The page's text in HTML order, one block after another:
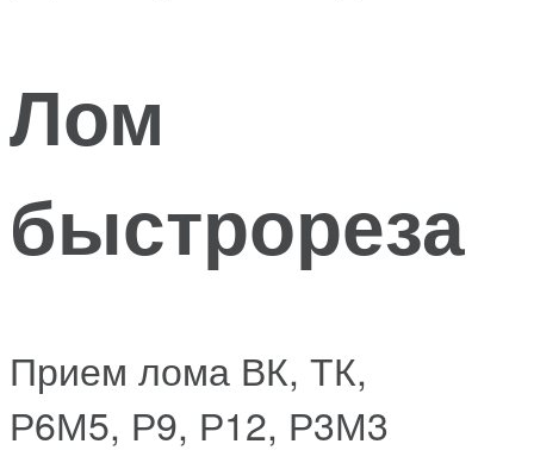
Лом
быстрореза
Прием лома ВК, ТК,
Р6М5, Р9, Р12, Р3М3